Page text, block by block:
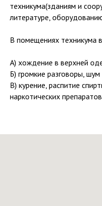
техникума(зданиям и
литературе,
В помещениях техникума
А) хождение в верхней
Б) громкие разговоры,
В) курение, распитие
наркотических